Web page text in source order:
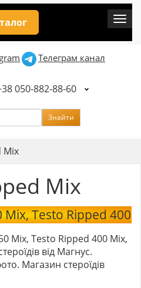
Телеграм канал
050-882-88-60
Знайти
Mix
Mix
Testo Ripped 400
Mix, Testo Ripped 400 Mix,
від Магнус.
Магазин стероїдів